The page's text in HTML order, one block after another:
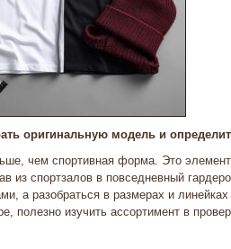
оригинальную модель и
чем спортивная форма. Это
из спортзалов в повседневный
а разобраться в размерах и
полезно изучить ассортимент в